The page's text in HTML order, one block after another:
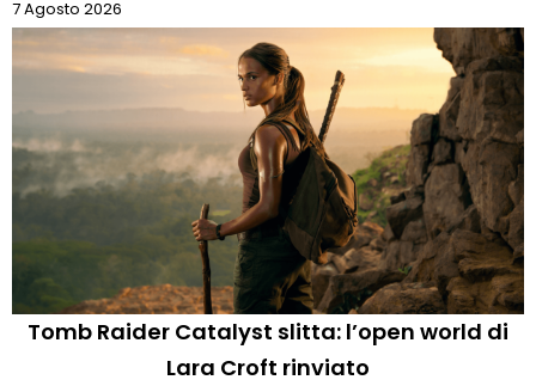
7 Agosto 2026
Tomb Raider Catalyst slitta: l’open world di
Lara Croft rinviato